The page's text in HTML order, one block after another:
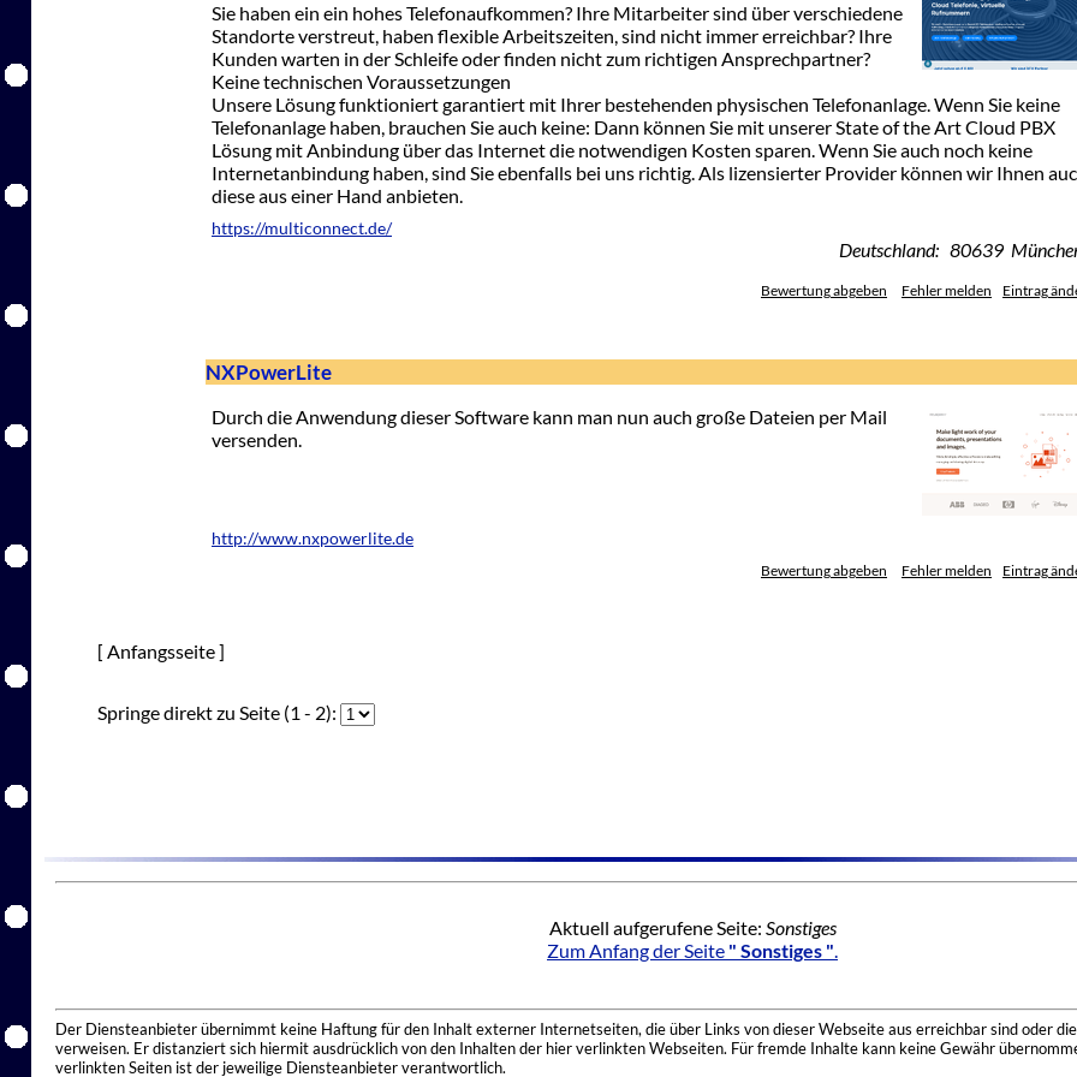
Sie haben ein ein hohes Telefonaufkommen? Ihre Mitarbeiter sind über verschiedene
Standorte verstreut, haben flexible Arbeitszeiten, sind nicht immer erreichbar? Ihre
Kunden warten in der Schleife oder finden nicht zum richtigen Ansprechpartner?
Keine technischen Voraussetzungen
Unsere Lösung funktioniert garantiert mit Ihrer bestehenden physischen Telefonanlage. Wenn Sie keine
Telefonanlage haben, brauchen Sie auch keine: Dann können Sie mit unserer State of the Art Cloud PBX
Lösung mit Anbindung über das Internet die notwendigen Kosten sparen. Wenn Sie auch noch keine
Internetanbindung haben, sind Sie ebenfalls bei uns richtig. Als lizensierter Provider können wir Ihnen
diese aus einer Hand anbieten.
https://multiconnect.de/
Deutschland: 80639
Bewertung abgeben Fehler melden Eintrag
NXPowerLite
Durch die Anwendung dieser Software kann man nun auch große Dateien per Mail
versenden.
http://www.nxpowerlite.de
Bewertung abgeben Fehler melden Eintrag
[ Anfangsseite ]
Springe direkt zu Seite (1 - 2):
Aktuell aufgerufene Seite: Sonstiges
Zum Anfang der Seite " Sonstiges ".
Der Diensteanbieter übernimmt keine Haftung für den Inhalt externer Internetseiten, die über Links von dieser Webseite aus erreichbar sind oder
verweisen. Er distanziert sich hiermit ausdrücklich von den Inhalten der hier verlinkten Webseiten. Für fremde Inhalte kann keine Gewähr
verlinkten Seiten ist der jeweilige Diensteanbieter verantwortlich.